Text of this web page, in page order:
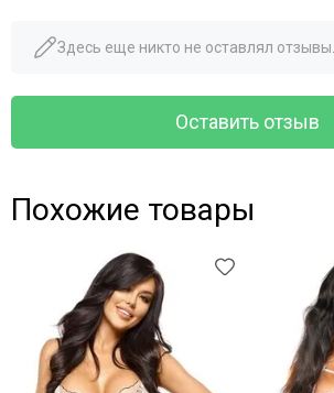
Здесь еще никто не оставлял
Оставить отзыв
Похожие товары